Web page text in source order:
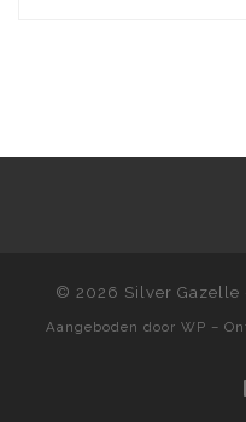
© 2026 Silver Gazelle
Aangeboden door WP –